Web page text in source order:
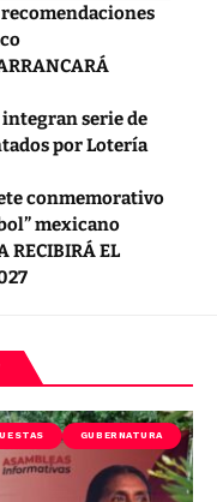
serie de
por Lotería
conmemorativo
mexicano
RECIBIRÁ EL
GUBERNATURA